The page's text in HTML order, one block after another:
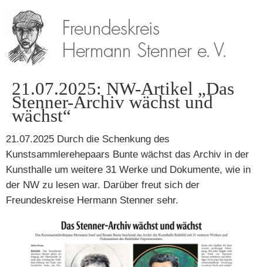
21.07.2025: NW-Artikel „Das
Stenner-Archiv wächst und
wächst“
21.07.2025 Durch die Schenkung des
Kunstsammlerehepaars Bunte wächst das Archiv in der
Kunsthalle um weitere 31 Werke und Dokumente, wie in
der NW zu lesen war. Darüber freut sich der
Freundeskreise Hermann Stenner sehr.